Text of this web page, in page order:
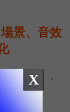
景、音效
幹嘛？」，
X